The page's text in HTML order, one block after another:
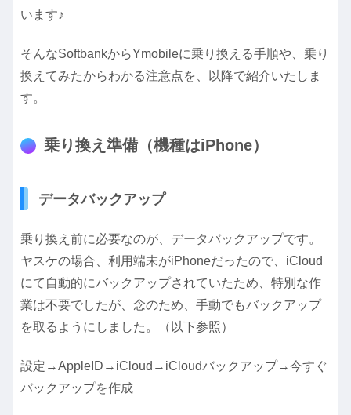
います♪
そんなSoftbankからYmobileに乗り換える手順や、乗り
換えてみたからわかる注意点を、以降で紹介いたしま
す。
乗り換え準備（機種はiPhone）
データバックアップ
乗り換え前に必要なのが、データバックアップです。
ヤスケの場合、利用端末がiPhoneだったので、iCloud
にて自動的にバックアップされていたため、特別な作
業は不要でしたが、念のため、手動でもバックアップ
を取るようにしました。（以下参照）
設定→AppleID→iCloud→iCloudバックアップ→今すぐ
バックアップを作成